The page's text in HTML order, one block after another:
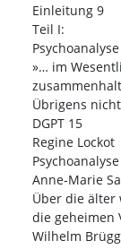
Einleitung 9
Teil I:
»… im
Übrigens
DGPT 15
Regine Lockot
Anne-Marie
Über die älter
die geheimen
Wilhelm